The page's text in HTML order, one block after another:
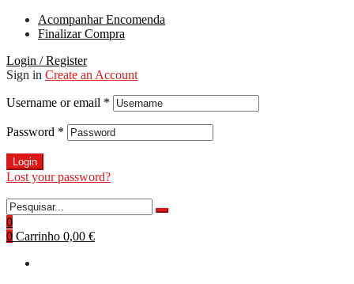
Acompanhar Encomenda
Finalizar Compra
Login / Register
Sign in Create an Account
Username or email *
Password *
Login
Lost your password?
0
0 Carrinho 0,00 €